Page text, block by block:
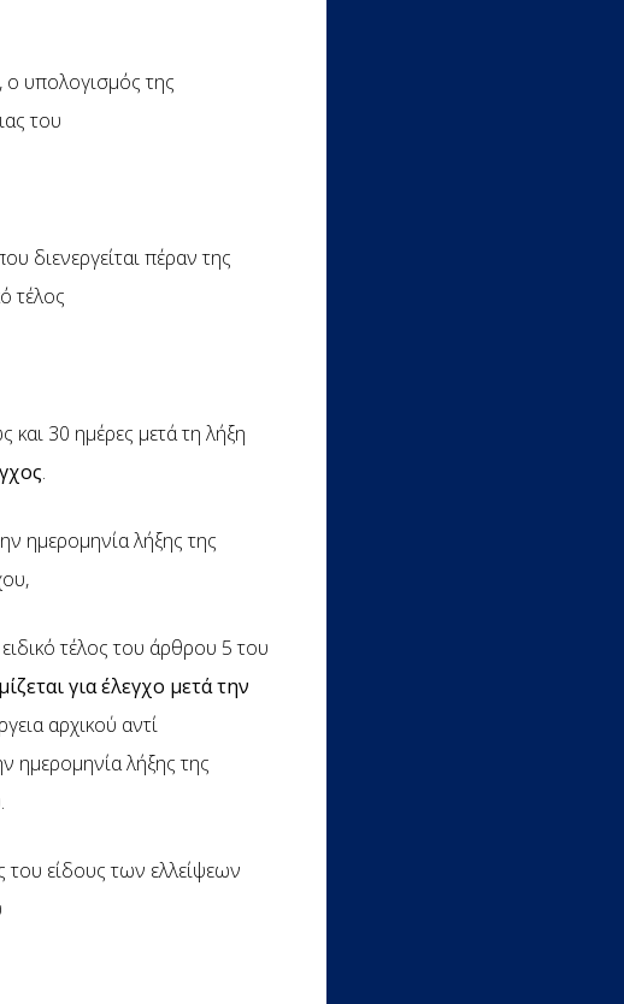
υπολογισμός της
του
διενεργείται πέραν της
τέλος
30 ημέρες μετά τη λήξη
.
ημερομηνία λήξης της
τέλος του άρθρου 5 του
για έλεγχο μετά την
αρχικού αντί
ημερομηνία λήξης της
είδους των ελλείψεων